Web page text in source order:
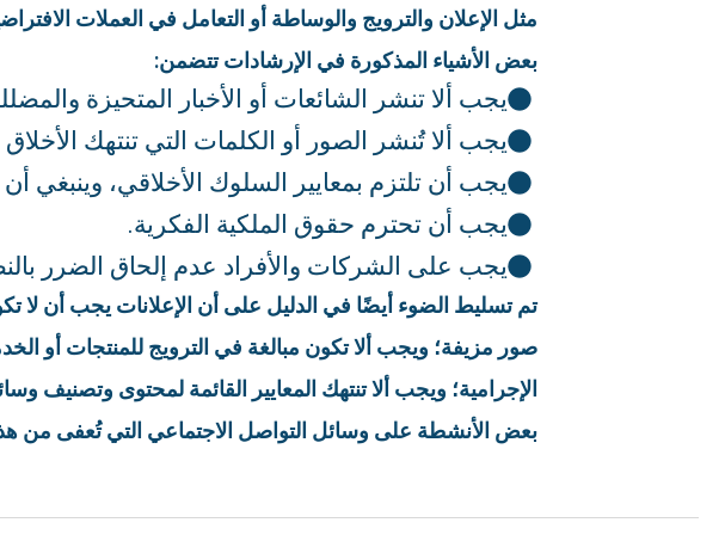
مثل الإعلان والترويج والوساطة أو التعامل في العملات
بعض الأشياء المذكورة في الإرشادات تتضمن:
يجب ألا تنشر الشائعات أو الأخبار المتحيزة
يجب ألا تُنشر الصور أو الكلمات التي تنتهك الأخلاق
يجب أن تلتزم بمعايير السلوك الأخلاقي، وينبغي
يجب أن تحترم حقوق الملكية الفكرية.
يجب على الشركات والأفراد عدم إلحاق الضرر
تم تسليط الضوء أيضًا في الدليل على أن الإعلانات يجب أن لا
صور مزيفة؛ ويجب ألا تكون مبالغة في الترويج للمنتجات أو
الإجرامية؛ ويجب ألا تنتهك المعايير القائمة لمحتوى وتصنيف
بعض الأنشطة على وسائل التواصل الاجتماعي التي تُعفى من هذا